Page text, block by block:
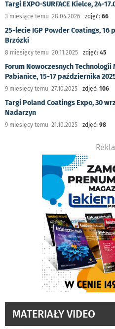
Targi EXPO-SURFACE Kielce, 24-
3 miesiące temu 28.04.2026 zdjęć: 66
25-lecie IGP Powder Coatings, 16
Brzózki
8 miesięcy temu 20.11.2025 zdjęć: 45
Forum Nowoczesnych
Pabianice, 15-17 października
9 miesięcy temu 27.10.2025 zdjęć: 106
Targi Poland Coatings Expo, 30
Nadarzyn
9 miesięcy temu 21.10.2025 zdjęć: 98
MATERIAŁY VIDEO